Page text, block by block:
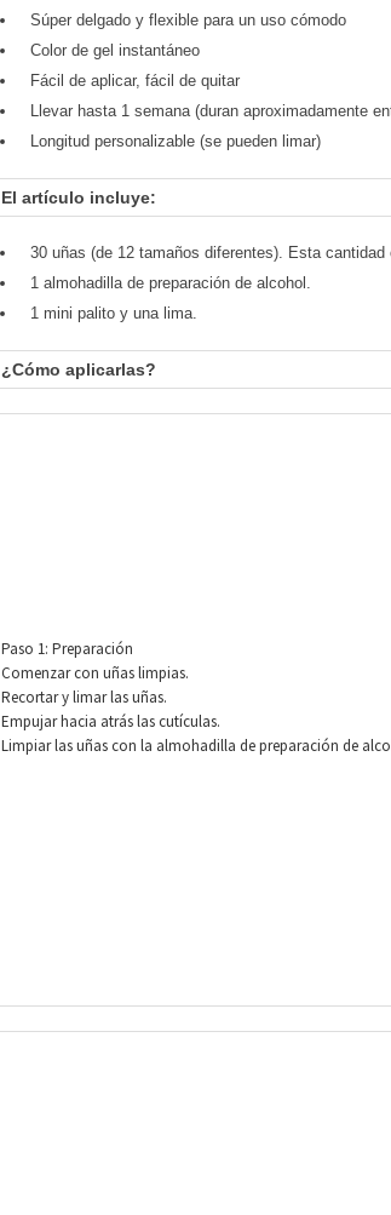
Súper delgado y flexible para un uso cómodo
Color de gel instantáneo
Fácil de aplicar, fácil de quitar
Llevar hasta 1 semana (duran aproximadamente
Longitud personalizable (se pueden limar)
El artículo incluye:
30 uñas (de 12 tamaños diferentes). Esta
1 almohadilla de preparación de alcohol.
1 mini palito y una lima.
¿Cómo aplicarlas?
Paso 1: Preparación
Comenzar con uñas limpias.
Recortar y limar las uñas.
Empujar hacia atrás las cutículas.
Limpiar las uñas con la almohadilla de preparación de